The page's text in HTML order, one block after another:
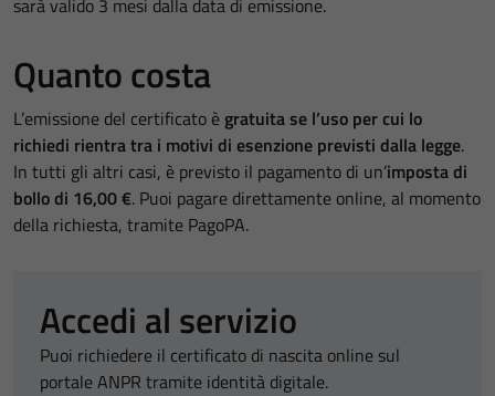
sarà valido 3 mesi dalla data di emissione.
Quanto costa
L’emissione del certificato è gratuita se l’uso per cui lo
richiedi rientra tra i motivi di esenzione previsti dalla legge.
In tutti gli altri casi, è previsto il pagamento di un’imposta di
bollo di 16,00 €. Puoi pagare direttamente online, al momento
della richiesta, tramite PagoPA.
Accedi al servizio
Puoi richiedere il certificato di nascita online sul
portale ANPR tramite identità digitale.